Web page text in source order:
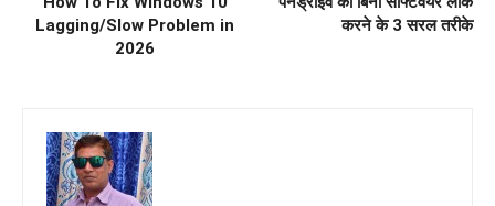
Lagging/Slow Problem in
2026
करने के 3 सरल तरीके